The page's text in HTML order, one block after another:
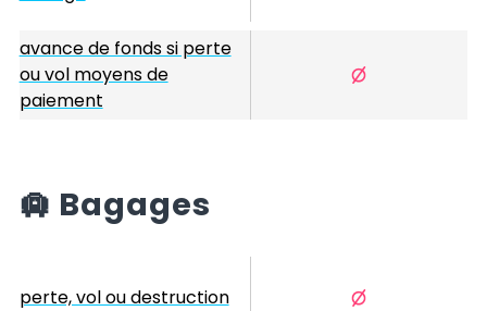
avance de fonds si perte
ou vol moyens de
paiement
🛄 Bagages
perte, vol ou destruction